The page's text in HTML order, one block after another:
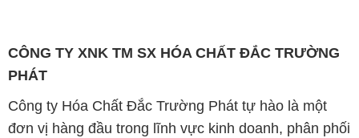
CÔNG TY XNK TM SX HÓA CHẤT ĐẮC TRƯỜNG
PHÁT
Công ty Hóa Chất Đắc Trường Phát tự hào là một
đơn vị hàng đầu trong lĩnh vực kinh doanh, phân phối